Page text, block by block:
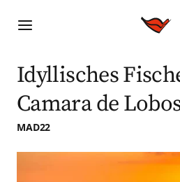
Idyllisches
Camara de
MAD22